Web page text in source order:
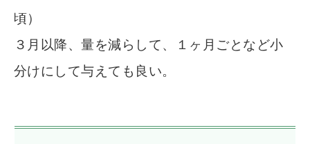
頃）
３月以降、量を減らして、１ヶ月ごとなど小
分けにして与えても良い。